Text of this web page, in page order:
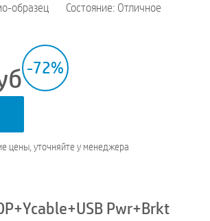
образец Состояние: Отличное
-72%
цены, уточняйте у менеджера
Pwr+Brkt